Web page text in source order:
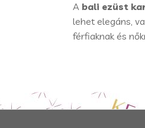
A bali ezüst
lehet elegáns,
férfiaknak és